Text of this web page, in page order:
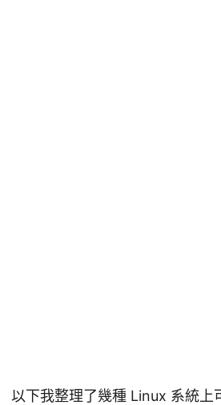
以下我整理了幾種 Linux 系統上